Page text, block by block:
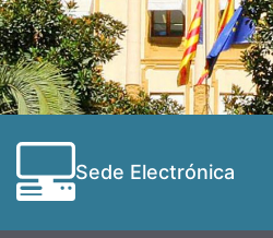
Sede Electrónica